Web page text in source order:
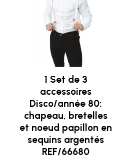
1 Set de 3
accessoires
Disco/année 80:
chapeau, bretelles
et noeud papillon en
sequins argentés
REF/66680